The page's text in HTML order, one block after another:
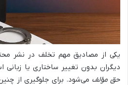
یکی از مصادیق مهم تخلف در نشر
دیگران بدون تغییر ساختاری یا
حق مؤلف می‌شود. برای جلوگیری از